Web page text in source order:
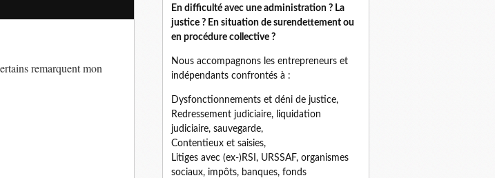
remarquent mon
En difficulté avec une administration ? La
justice ? En situation de surendettement ou
en procédure collective ?
Nous accompagnons les entrepreneurs et
indépendants confrontés à :
Dysfonctionnements et déni de justice,
Redressement judiciaire, liquidation
judiciaire, sauvegarde,
Contentieux et saisies,
Litiges avec (ex-)RSI, URSSAF, organismes
sociaux, impôts, banques, fonds